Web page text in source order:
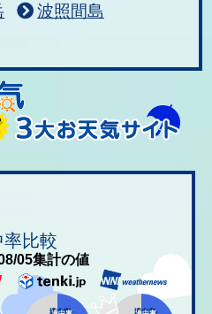
波照間島
比較
05集計の値